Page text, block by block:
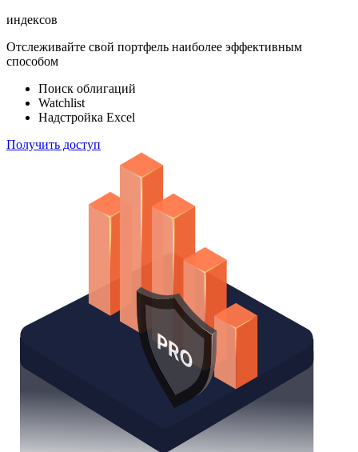
индексов
Отслеживайте свой портфель наиболее эффективным
способом
Поиск облигаций
Watchlist
Надстройка Excel
Получить доступ